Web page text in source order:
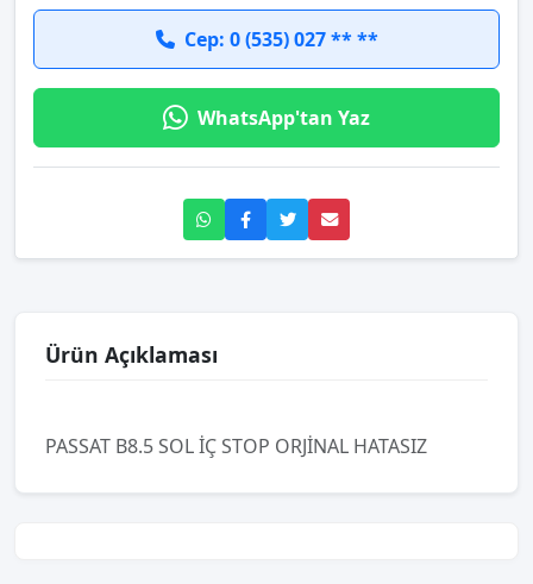
Cep: 0 (535) 027 ** **
WhatsApp'tan Yaz
Ürün Açıklaması
PASSAT B8.5 SOL İÇ STOP ORJİNAL HATASIZ